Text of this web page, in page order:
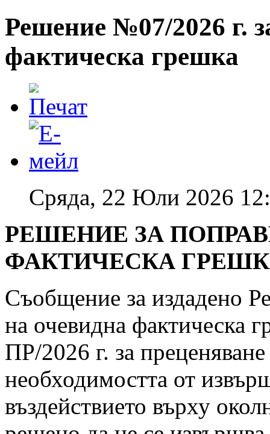
Решение №07/2026 г.
фактическа грешка
Сряда, 22 Юли 2026
РЕШЕНИЕ ЗА
ФАКТИЧЕСКА ГРЕШКА
Съобщение за издадено
на очевидна
ПР/2026 г. за
необходимостта от
въздействието върху